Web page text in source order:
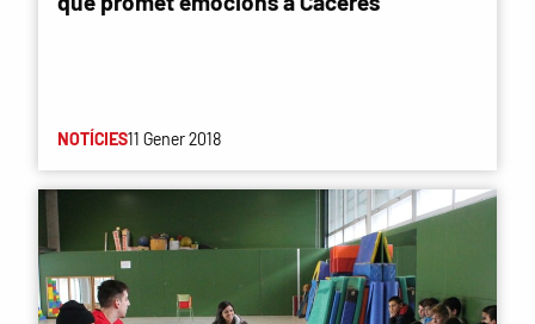
NOTÍCIES11 Gener 2018